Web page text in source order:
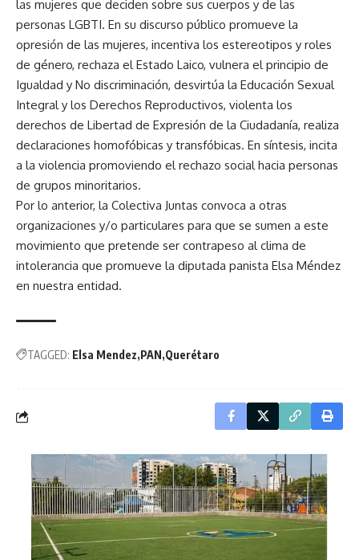
las mujeres que deciden sobre sus cuerpos y de las
personas LGBTI. En su discurso público promueve la
opresión de las mujeres, incentiva los estereotipos y roles
de género, rechaza el Estado Laico, vulnera el principio de
Igualdad y No discriminación, desvirtúa la Educación Sexual
Integral y los Derechos Reproductivos, violenta los
derechos de Libertad de Expresión de la Ciudadanía, realiza
declaraciones homofóbicas y transfóbicas. En síntesis, incita
a la violencia promoviendo el rechazo social hacia personas
de grupos minoritarios.
Por lo anterior, la Colectiva Juntas convoca a otras
organizaciones y/o particulares para que se sumen a este
movimiento que pretende ser contrapeso al clima de
intolerancia que promueve la diputada panista Elsa Méndez
en nuestra entidad.
TAGGED: Elsa Mendez PAN Querétaro